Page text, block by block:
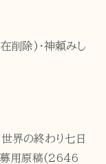
削除)・神頼みし
界の終わり七日
募用原稿(2646